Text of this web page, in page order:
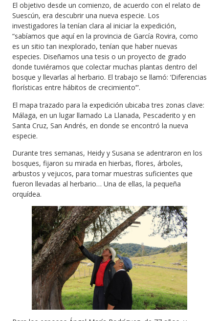
El objetivo desde un comienzo, de acuerdo con el relato de
Suescún, era descubrir una nueva especie. Los
investigadores la tenían clara al iniciar la expedición,
“sabíamos que aquí en la provincia de García Rovira, como
es un sitio tan inexplorado, tenían que haber nuevas
especies. Diseñamos una tesis o un proyecto de grado
donde tuviéramos que colectar muchas plantas dentro del
bosque y llevarlas al herbario. El trabajo se llamó: ‘Diferencias
florísticas entre hábitos de crecimiento’”.
El mapa trazado para la expedición ubicaba tres zonas clave:
Málaga, en un lugar llamado La Llanada, Pescaderito y en
Santa Cruz, San Andrés, en donde se encontró la nueva
especie.
Durante tres semanas, Heidy y Susana se adentraron en los
bosques, fijaron su mirada en hierbas, flores, árboles,
arbustos y vejucos, para tomar muestras suficientes que
fueron llevadas al herbario… Una de ellas, la pequeña
orquídea.